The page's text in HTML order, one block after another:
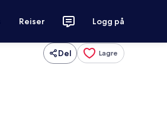
Reiser Logg på
Del Lagre